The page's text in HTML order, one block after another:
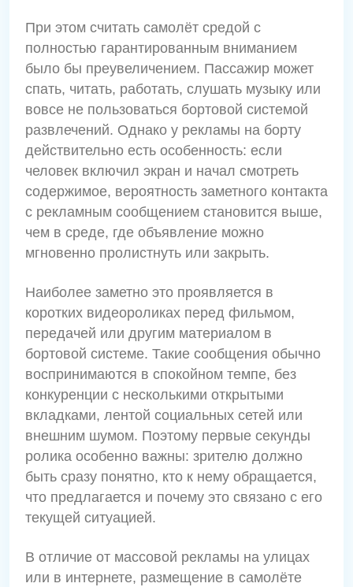
При этом считать самолёт средой с
полностью гарантированным вниманием
было бы преувеличением. Пассажир может
спать, читать, работать, слушать музыку или
вовсе не пользоваться бортовой системой
развлечений. Однако у рекламы на борту
действительно есть особенность: если
человек включил экран и начал смотреть
содержимое, вероятность заметного контакта
с рекламным сообщением становится выше,
чем в среде, где объявление можно
мгновенно пролистнуть или закрыть.
Наиболее заметно это проявляется в
коротких видеороликах перед фильмом,
передачей или другим материалом в
бортовой системе. Такие сообщения обычно
воспринимаются в спокойном темпе, без
конкуренции с несколькими открытыми
вкладками, лентой социальных сетей или
внешним шумом. Поэтому первые секунды
ролика особенно важны: зрителю должно
быть сразу понятно, кто к нему обращается,
что предлагается и почему это связано с его
текущей ситуацией.
В отличие от массовой рекламы на улицах
или в интернете, размещение в самолёте